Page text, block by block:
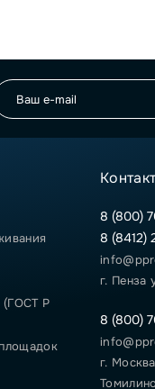
(ГОСТ Р
8 (800)
8 (8412)
г. Пенза
8 (800)
г.